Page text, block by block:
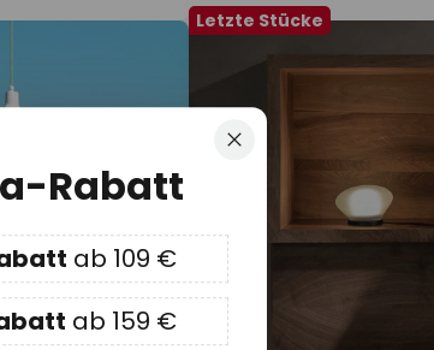
Letzte Stücke
Schließen
Rabatt
ab 109 €
ab 159 €